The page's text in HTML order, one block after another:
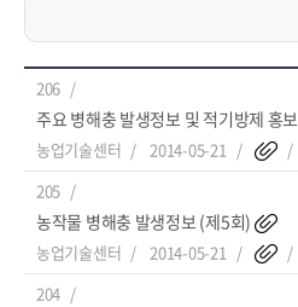
206
주요 병해충 발생정보 및 적기방제 홍보
농업기술센터 2014-05-21
205
농작물 병해충 발생정보 (제5회)
농업기술센터 2014-05-21
204